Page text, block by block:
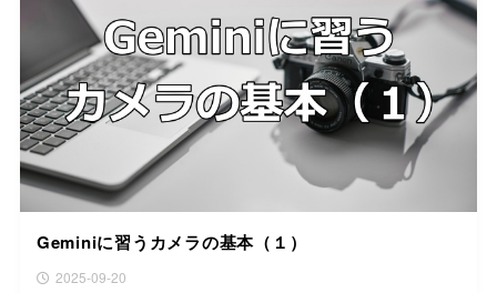
Geminiに習うカメラの基本（１）
2025-09-20